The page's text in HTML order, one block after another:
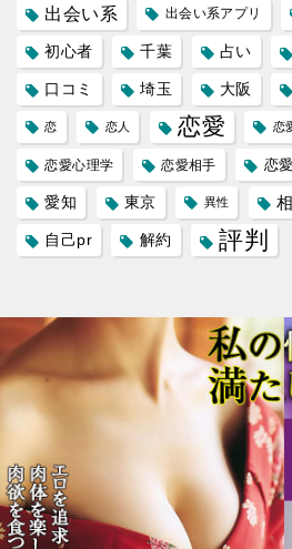
出会い系 出会い系アプリ
初心者 千葉 占い
口コミ 埼玉 大阪
恋 恋人 恋愛 恋
恋愛心理学 恋愛相手 恋
愛知 東京 異性
自己pr 解約 評判